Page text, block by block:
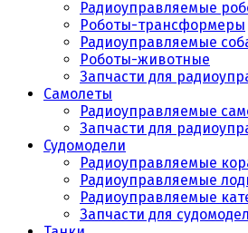
Радиоуправляемые
Роботы-трансформеры
Радиоуправляемые
Роботы-животные
Запчасти для
Самолеты
Радиоуправляемые
Запчасти для
Судомодели
Радиоуправляемые
Радиоуправляемые
Радиоуправляемые
Запчасти для